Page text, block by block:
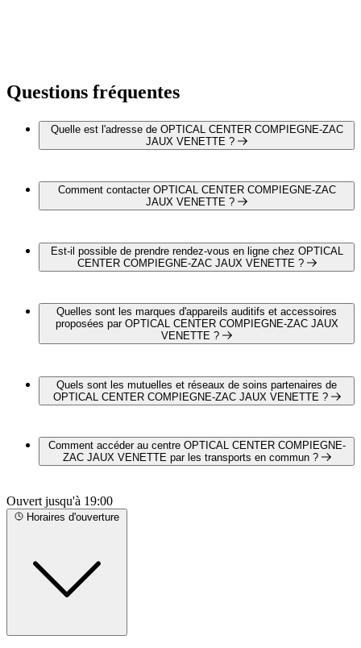
Questions fréquentes
Quelle est l'adresse de OPTICAL CENTER COMPIEGNE-ZAC
JAUX VENETTE ?
VENETTE est situé au Z.A.C. Jaux Venette, 60280 Margny-
Comment contacter OPTICAL CENTER COMPIEGNE-ZAC
JAUX VENETTE ?
ZAC JAUX VENETTE par téléphone au 03 44 44 34 44
Est-il possible de prendre rendez-vous en ligne chez OPTICAL
CENTER COMPIEGNE-ZAC JAUX VENETTE ?
OPTICAL CENTER COMPIEGNE-ZAC JAUX
VENETTE pour un bilan auditif complet et gratuit en cliquant
https://audition.optical-center.fr/3505-
Quelles sont les marques d'appareils auditifs et accessoires
proposées par OPTICAL CENTER COMPIEGNE-ZAC JAUX
VENETTE ?
VENETTE propose les marques suivantes :
OUÏEZEN
BIOTONE TECHNOLOGIE
SIGNIA
PHONAK
Quels sont les mutuelles et réseaux de soins partenaires de
OPTICAL CENTER COMPIEGNE-ZAC JAUX VENETTE ?
VENETTE est partenaire avec les mutuelles et réseaux de
soins suivants :
AUDISTYA
ITELIS
KALIVIA
Comment accéder au centre OPTICAL CENTER COMPIEGNE-
ZAC JAUX VENETTE par les transports en commun ?
VENETTE est situé à proximité des arrêts suivants :
Bus - Gare
Ouvert jusqu'à 19:00
Horaires d'ouverture